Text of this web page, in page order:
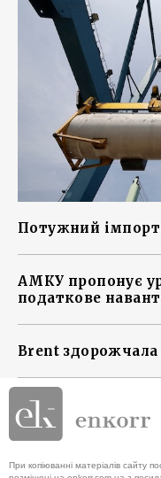
Потужний
АМКУ пропонує
податкове
Brent здорожчала
При копіюванні матеріалів сайту